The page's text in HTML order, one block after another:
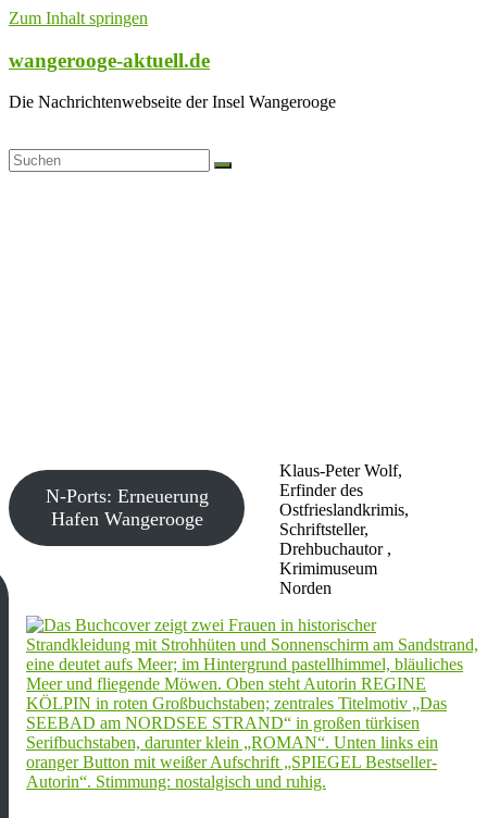
Zum Inhalt springen
wangerooge-aktuell.de
Die Nachrichtenwebseite der Insel Wangerooge
Klaus-Peter Wolf,
Erfinder des
Ostfrieslandkrimis,
Schriftsteller,
Drehbuchautor ,
Krimimuseum
Norden
N-Ports: Erneuerung
Hafen Wangerooge